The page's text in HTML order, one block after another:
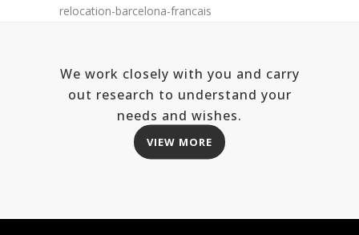
relocation-barcelona-francais
We work closely with you and carry
out research to understand your
needs and wishes.
VIEW MORE